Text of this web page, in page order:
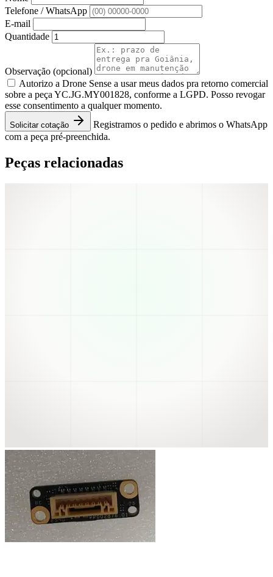
Telefone / WhatsApp
E-mail
Quantidade
Observação (opcional)
Autorizo a Drone Sense a usar meus dados pra retorno comercial
sobre a peça YC.JG.MY001828, conforme a LGPD. Posso revogar
esse consentimento a qualquer momento.
Solicitar cotação
Registramos o pedido e abrimos o WhatsApp
com a peça pré-preenchida.
Peças relacionadas